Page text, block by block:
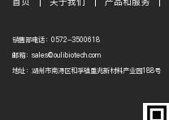
销售部电话：0572-3500618
邮箱：sales@oulibiotech.com
地址：湖州市南浔区和孚镇重兆新材料产业园188号